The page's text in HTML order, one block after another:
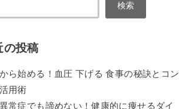
検索
の投稿
ら始める！血圧 下げる 食事の秘訣とコン
用術
常症でも諦めない！健康的に痩せるダイ